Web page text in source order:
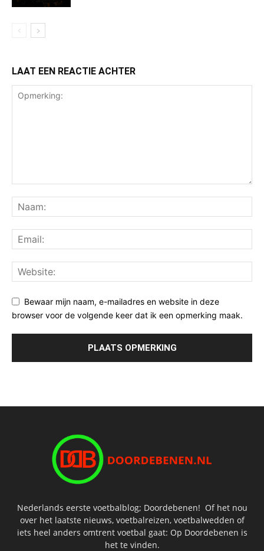
LAAT EEN REACTIE ACHTER
Bewaar mijn naam, e-mailadres en website in deze
browser voor de volgende keer dat ik een opmerking maak.
Nederlands eerste voetbalblog; Doordebenen! Of het nou
over het laatste nieuws, voetbalreizen, voetbalwedden of
iets heel anders omtrent voetbal gaat: Op Doordebenen is
het te vinden.